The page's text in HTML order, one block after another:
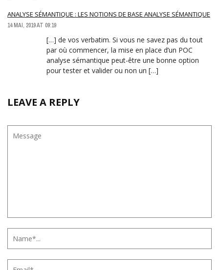
ANALYSE SÉMANTIQUE : LES NOTIONS DE BASE ANALYSE SÉMANTIQUE
14 MAI, 2019 AT 09:19
[…] de vos verbatim. Si vous ne savez pas du tout
par où commencer, la mise en place d’un POC
analyse sémantique peut-être une bonne option
pour tester et valider ou non un […]
LEAVE A REPLY